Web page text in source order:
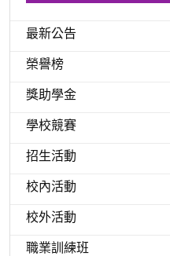
最新公告
榮譽榜
獎助學金
學校競賽
招生活動
校內活動
校外活動
職業訓練班